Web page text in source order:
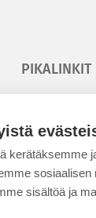
kerätäksemme
sisältöä ja
PIKALINKIT
Epanet
BLOGIT